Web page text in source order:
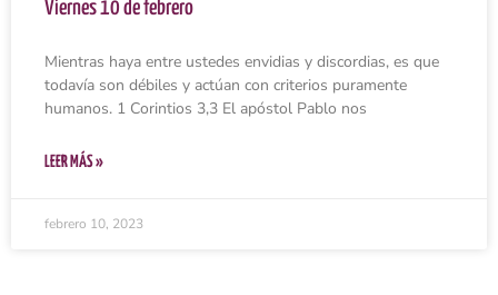
Viernes 10 de febrero
Mientras haya entre ustedes envidias y discordias, es que
todavía son débiles y actúan con criterios puramente
humanos. 1 Corintios 3,3 El apóstol Pablo nos
LEER MÁS »
febrero 10, 2023